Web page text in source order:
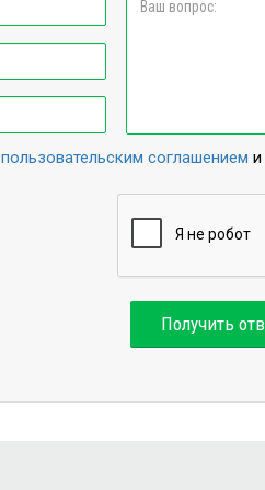
пользовательским соглашением и
Получить